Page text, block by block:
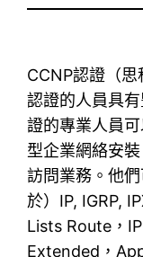
CCNP認證（
認證的人員具
證的專業人員
型企業網絡安
訪問業務。他
於）IP, IGRP,
Lists Route，
Extended，